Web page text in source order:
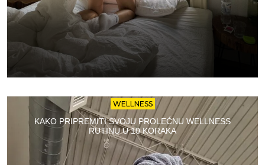
WELLNESS
KAKO PRIPREMITI SVOJU PROLEĆNU WELLNESS
RUTINU U 10 KORAKA